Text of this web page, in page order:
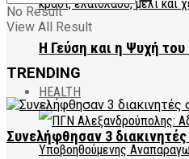
Η Γεύση και η Ψυχή
HEALTH
No Result
View All Result
TRENDING
Συνελήφθησαν 3